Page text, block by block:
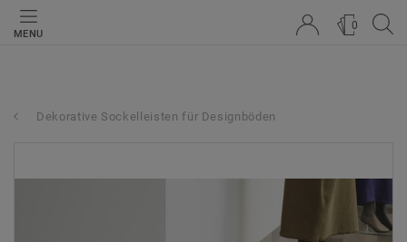
MENU
0
Dekorative Sockelleisten für Designböden